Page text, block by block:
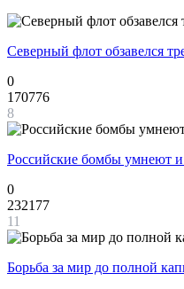
Северный флот обзавелся
0
170776
8
Российские бомбы умнеют
0
232177
11
Борьба за мир до полной